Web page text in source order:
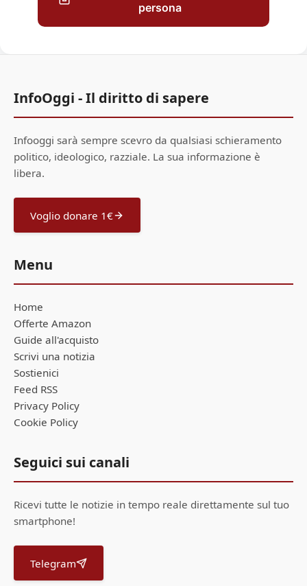
persona
InfoOggi - Il diritto di sapere
Infooggi sarà sempre scevro da qualsiasi schieramento
politico, ideologico, razziale. La sua informazione è
libera.
Voglio donare 1€
Menu
Home
Offerte Amazon
Guide all'acquisto
Scrivi una notizia
Sostienici
Feed RSS
Privacy Policy
Cookie Policy
Seguici sui canali
Ricevi tutte le notizie in tempo reale direttamente sul tuo
smartphone!
Telegram